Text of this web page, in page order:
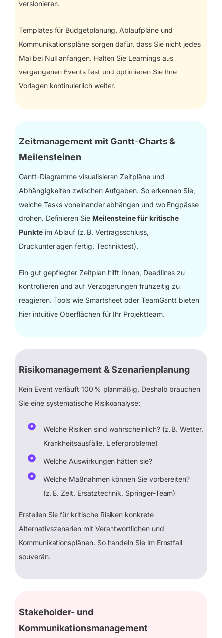
versionieren.
Templates für Budgetplanung, Ablaufpläne und
Kommunikationspläne sorgen dafür, dass Sie nicht jedes
Mal bei Null anfangen. Halten Sie Learnings aus
vergangenen Events fest und optimieren Sie Ihre
Vorlagen kontinuierlich weiter.
Zeitmanagement mit Gantt-Charts &
Meilensteinen
Gantt-Diagramme visualisieren Zeitpläne und
Abhängigkeiten zwischen Aufgaben. So erkennen Sie,
welche Tasks voneinander abhängen und wo Engpässe
drohen. Definieren Sie Meilensteine für kritische
Punkte im Ablauf (z. B. Vertragsschluss,
Druckunterlagen fertig, Techniktest).
Ein gut gepflegter Zeitplan hilft Ihnen, Deadlines zu
kontrollieren und auf Verzögerungen frühzeitig zu
reagieren. Tools wie Smartsheet oder TeamGantt bieten
hier intuitive Oberflächen für Ihr Projektteam.
Risikomanagement & Szenarienplanung
Kein Event verläuft 100 % planmäßig. Deshalb brauchen
Sie eine systematische Risikoanalyse:
Welche Risiken sind wahrscheinlich? (z. B. Wetter,
Krankheitsausfälle, Lieferprobleme)
Welche Auswirkungen hätten sie?
Welche Maßnahmen können Sie vorbereiten?
(z. B. Zelt, Ersatztechnik, Springer-Team)
Erstellen Sie für kritische Risiken konkrete
Alternativszenarien mit Verantwortlichen und
Kommunikationsplänen. So handeln Sie im Ernstfall
souverän.
Stakeholder- und
Kommunikationsmanagement